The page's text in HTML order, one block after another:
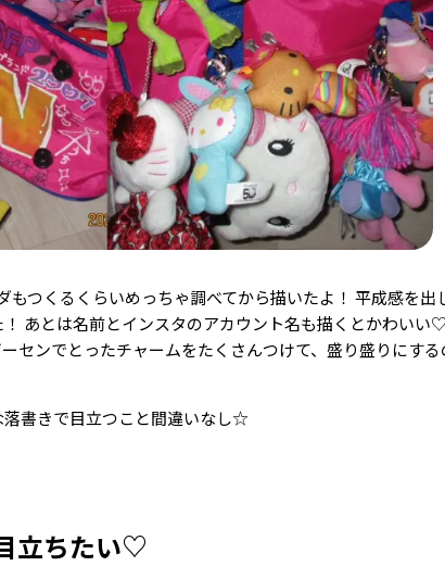
もつくるくらいめっちゃ調べてから描いたよ！ 平成感を出
あとは名前とインスタのアカウント名も描くとかわいい
センでとったチャームをたくさんつけて、盛り盛りにす
書きで目立つこと間違いなし☆
立ちたい♡